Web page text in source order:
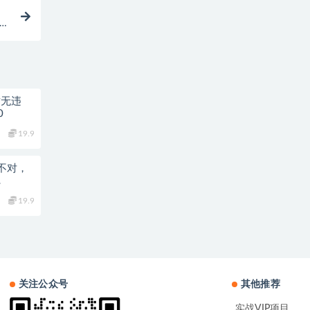
违
19.9
对，
19.9
关注公众号 其他推荐